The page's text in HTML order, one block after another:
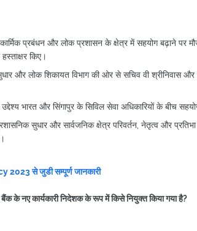
प्रबंधन और लोक प्रशासन के क्षेत्र में सहयोग बढ़ाने पर
किए।
और लोक शिकायत विभाग की ओर से सचिव वी श्रीनिवास और
भारत और सिंगापुर के सिविल सेवा अधिकारियों के बीच
सुधार और सार्वजनिक क्षेत्र परिवर्तन, नेतृत्व और
2023 से जुडी सम्पूर्ण जानकारी
बैंक के नए कार्यकारी निदेशक के रूप में किसे नियुक्त किया गया है?